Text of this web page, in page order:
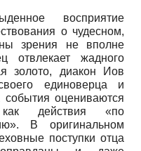
восприятие
о чудесном,
зрения не вполне
отвлекает жадного
золото, диакон Иов
единоверца и
оцениваются
действия «по
В оригинальном
поступки отца